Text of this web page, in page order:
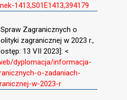
1413,S01E1413,394179
Zagranicznych o
zagranicznej w 2023 r.,
13 VII 2023]: <
dyplomacja/informacja-
o-zadaniach-
w-2023-r